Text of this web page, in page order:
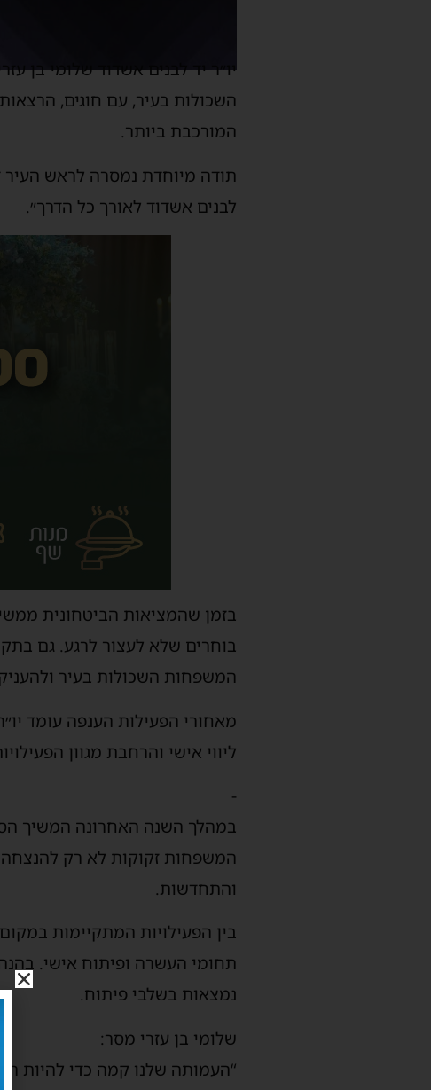
יו״ר יד לבנים אשדוד שלומי בן
השכולות בעיר, עם חוגים,
המורכבת ביותר.
תודה מיוחדת נמסרה לראש העיר
לבנים אשדוד לאורך כל הדרך״.
בזמן שהמציאות הביטחונית
בוחרים שלא לעצור לרגע. גם
המשפחות השכולות בעיר
מאחורי הפעילות הענפה עומד
ליווי אישי והרחבת מגוון
-
במהלך השנה האחרונה המשיך
המשפחות זקוקות לא רק להנצחה
והתחדשות.
תחומי העשרה ופיתוח אישי.
נמצאות בשלבי פיתוח.
שלומי בן עזרי מסר:
“העמותה שלנו קמה כדי להיות